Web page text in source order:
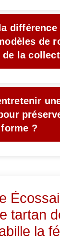
différence
de
de la
?
tartan
la